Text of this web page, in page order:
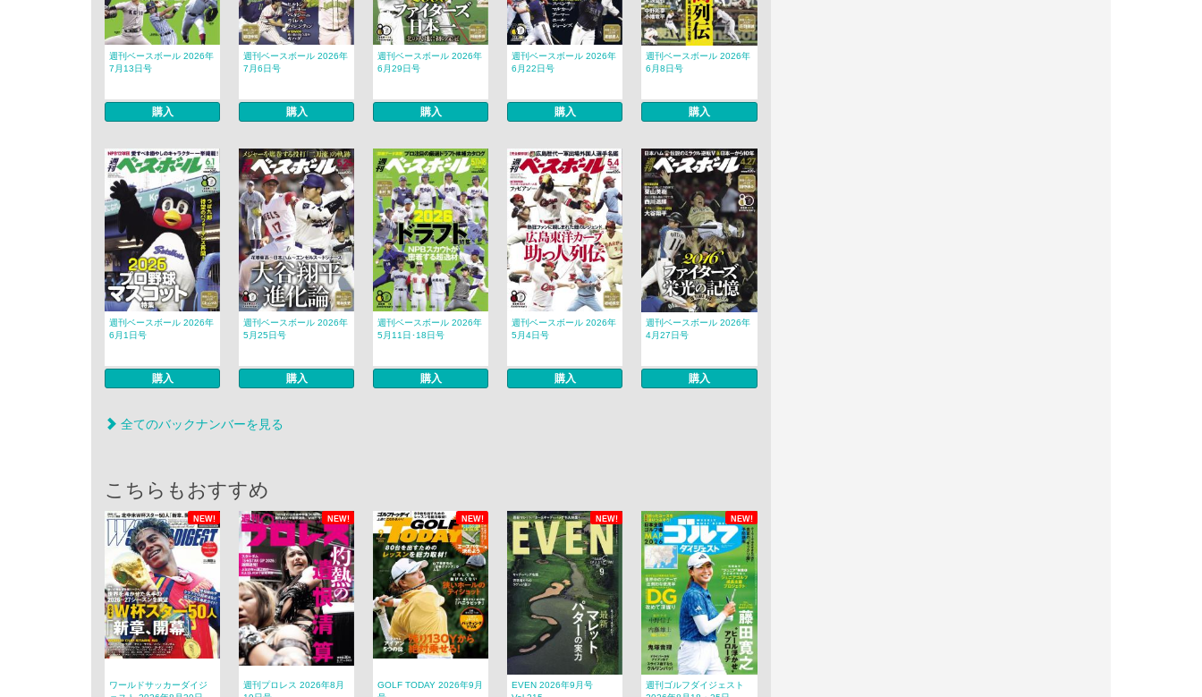
週刊ベースボール 2026年
7月13日号
購入
週刊ベースボール 2026年
7月6日号
購入
週刊ベースボール 2026年
6月29日号
購入
週刊ベースボール 2026年
6月22日号
購入
週刊ベースボール 2026年
6月8日号
購入
週刊ベースボール 2026年
6月1日号
購入
週刊ベースボール 2026年
5月25日号
購入
週刊ベースボール 2026年
5月11日･18日号
購入
週刊ベースボール 2026年
5月4日号
購入
週刊ベースボール 2026年
4月27日号
購入
全てのバックナンバーを見る
こちらもおすすめ
NEW! NEW! NEW! NEW! NEW!
ワールドサッカーダイジ
週刊プロレス 2026年8月
GOLF TODAY 2026年9月
EVEN 2026年9月号
週刊ゴルフダイジェスト